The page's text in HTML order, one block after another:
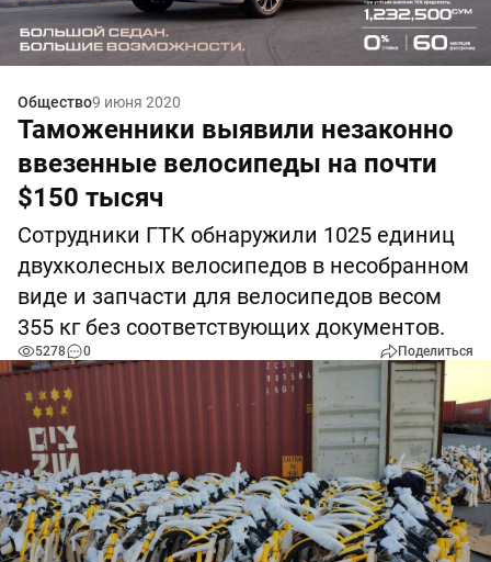
Общество9 июня 2020
Таможенники выявили незаконно
ввезенные велосипеды на почти
$150 тысяч
Сотрудники ГТК обнаружили 1025 единиц
двухколесных велосипедов в несобранном
виде и запчасти для велосипедов весом
355 кг без соответствующих документов.
5278 0 Поделиться